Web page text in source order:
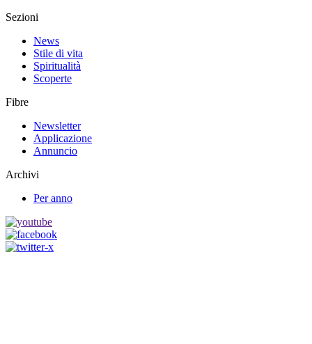
Sezioni
News
Stile di vita
Spiritualità
Scoperte
Fibre
Newsletter
Applicazione
Annuncio
Archivi
Per anno